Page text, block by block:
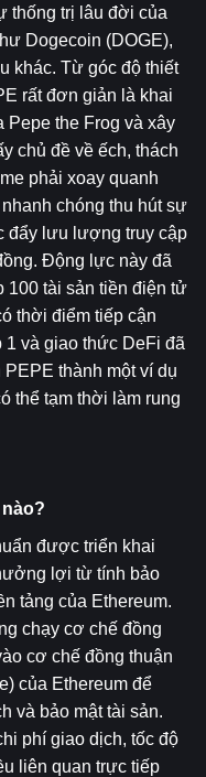
thống trị lâu đời của
Dogecoin (DOGE),
khác. Từ góc độ thiết
rất đơn giản là khai
the Frog và xây
chủ đề về ếch, thách
phải xoay quanh
chóng thu hút sự
đẩy lưu lượng truy cập
Động lực này đã
100 tài sản tiền điện tử
thời điểm tiếp cận
và giao thức DeFi đã
thành một ví dụ
thể tạm thời làm rung
được triển khai
lợi từ tính bảo
tảng của Ethereum.
chạy cơ chế đồng
cơ chế đồng thuận
của Ethereum để
và bảo mật tài sản.
phí giao dịch, tốc độ
liên quan trực tiếp